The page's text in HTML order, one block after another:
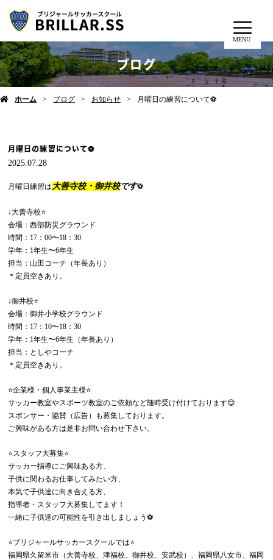
MENU
ブログ
ホーム ブログ お知らせ 月曜日の練習について⚽️
月曜日の練習について⚽️
2025.07.28
月曜日練習は 大善寺校・御井校です⚽️
↓大善寺校⭐️
会場：西部防災グラウンド
時間：17：00〜18：30
学年：1年生〜6年生
担当：山田コーチ（年長あり）
＊定員空きあり。
↓御井校⭐️
会場：御井小学校グラウンド
時間：17：10〜18：30
学年：1年生〜6年生（年長あり）
担当：としやコーチ
＊定員空きあり。
⭐️企業様・個人事業主様⭐️
サッカー教室やスポーツ教室のご依頼など随時受け付けております😊
スポンサー・協賛（広告）も募集しております。
ご興味がある方は是非お問い合わせ下さい。
⭐️スタッフ大募集⭐️
サッカー指導にご興味ある方、
子供に関わるお仕事してみたい方、
本気で子供達に向き合える方、
指導者・スタッフ大募集してます！
一緒に子供達の可能性を引き出しましょう⚽️
⭐️ブリジャールサッカースクールでは⭐️
福岡県久留米市（大善寺校、津福校、御井校、安武校）、福岡県八女市、福岡